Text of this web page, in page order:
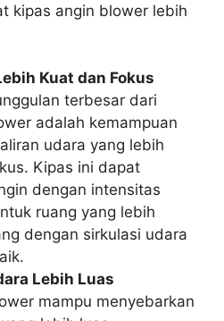
kipas angin blower lebih
Kuat dan Fokus
terbesar dari
adalah kemampuan
udara yang lebih
Kipas ini dapat
dengan intensitas
ruang yang lebih
dengan sirkulasi udara
Lebih Luas
mampu menyebarkan